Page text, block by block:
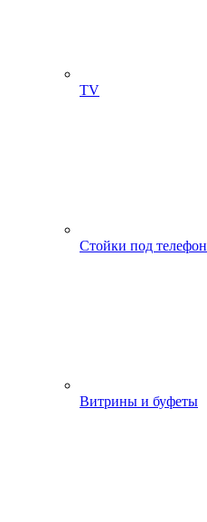
ТV
Стойки под телефон
Витрины и буфеты